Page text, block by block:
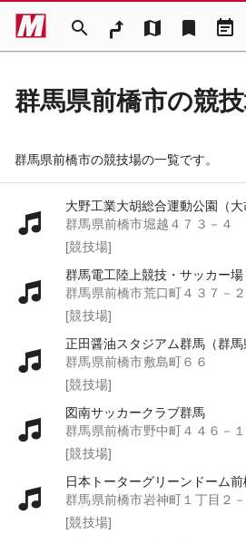
search map bookmark event_note
群馬県前橋市の競
群馬県前橋市の競技場の一覧です。
大野工業大胡総合運動公園（大胡総合運
群馬県前橋市堀越４７３－４
[競技場]
群馬電工陸上競技・サッカー場（前橋総合
群馬県前橋市荒口町４３７－２
[競技場]
正田醤油スタジアム群馬（群馬県立
群馬県前橋市敷島町６６
[競技場]
図南サッカークラブ群馬
群馬県前橋市野中町４４６－１
[競技場]
日本トーターグリーンドーム前
群馬県前橋市岩神町１丁目２－
[競技場]